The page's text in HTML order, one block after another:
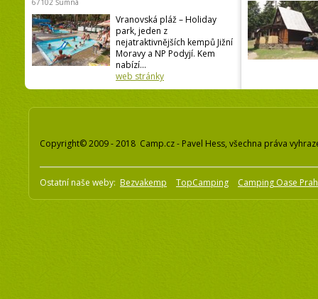
67102 Šumná
Vranovská pláž – Holiday
park, jeden z
nejatraktivnějších kempů Jižní
Moravy a NP Podyjí. Kem
nabízí...
web stránky
Copyright© 2009 - 2018 Camp.cz - Pavel Hess, všechna práva
Ostatní naše weby: Bezvakemp TopCamping Camping Oase